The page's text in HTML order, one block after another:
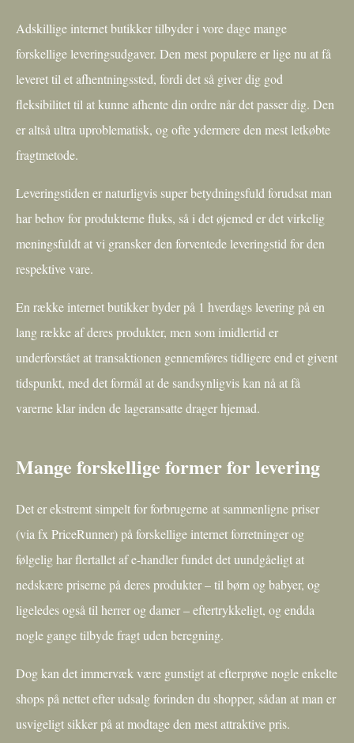
Adskillige internet butikker tilbyder i vore dage mange
forskellige leveringsudgaver. Den mest populære er lige nu at få
leveret til et afhentningssted, fordi det så giver dig god
fleksibilitet til at kunne afhente din ordre når det passer dig. Den
er altså ultra uproblematisk, og ofte ydermere den mest letkøbte
fragtmetode.
Leveringstiden er naturligvis super betydningsfuld forudsat man
har behov for produkterne fluks, så i det øjemed er det virkelig
meningsfuldt at vi gransker den forventede leveringstid for den
respektive vare.
En række internet butikker byder på 1 hverdags levering på en
lang række af deres produkter, men som imidlertid er
underforstået at transaktionen gennemføres tidligere end et givent
tidspunkt, med det formål at de sandsynligvis kan nå at få
varerne klar inden de lageransatte drager hjemad.
Mange forskellige former for levering
Det er ekstremt simpelt for forbrugerne at sammenligne priser
(via fx PriceRunner) på forskellige internet forretninger og
følgelig har flertallet af e-handler fundet det uundgåeligt at
nedskære priserne på deres produkter – til børn og babyer, og
ligeledes også til herrer og damer – eftertrykkeligt, og endda
nogle gange tilbyde fragt uden beregning.
Dog kan det immervæk være gunstigt at efterprøve nogle enkelte
shops på nettet efter udsalg forinden du shopper, sådan at man er
usvigeligt sikker på at modtage den mest attraktive pris.